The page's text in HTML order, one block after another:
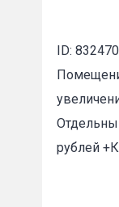
ID:
рублей